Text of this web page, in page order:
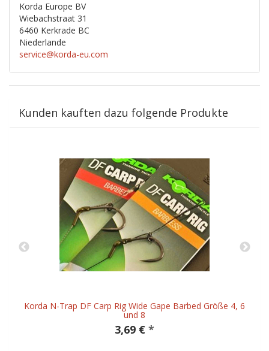
Korda Europe BV
Wiebachstraat 31
6460 Kerkrade BC
Niederlande
service@korda-eu.com
Kunden kauften dazu folgende Produkte
Korda N-Trap DF Carp Rig Wide Gape Barbed Größe 4, 6
und 8
3,69 € *